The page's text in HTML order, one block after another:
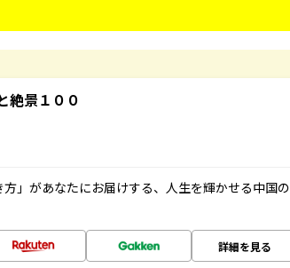
絶景１００
」があなたにお届けする、人生を輝かせる中国の
詳細を見る